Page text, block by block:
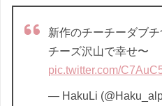
新作のチーチーダブチ
チーズ沢山で幸せ〜
pic.twitter.com/
— HakuLi